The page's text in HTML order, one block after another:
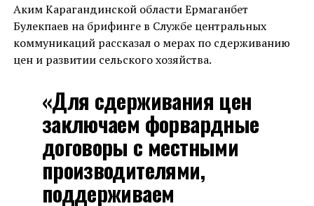
Аким Карагандинской области Ермаганбет
Булекпаев на брифинге в Службе центральных
коммуникаций рассказал о мерах по сдерживанию
цен и развитии сельского хозяйства.
«Для сдерживания цен
заключаем форвардные
договоры с местными
производителями,
поддерживаем